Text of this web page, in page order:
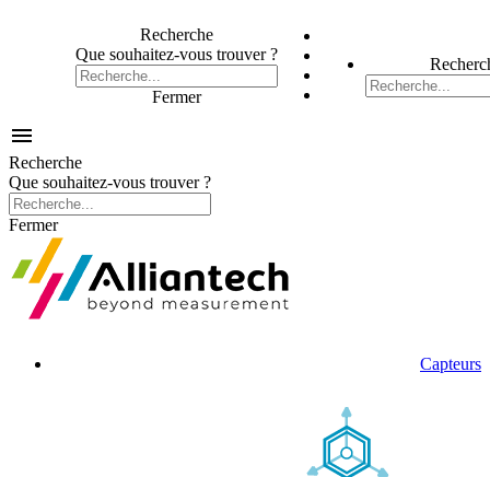
Recherche
Que souhaitez-vous trouver ?
Fermer

Recherche
Que souhaitez-vous trouver ?
Fermer
Capteurs